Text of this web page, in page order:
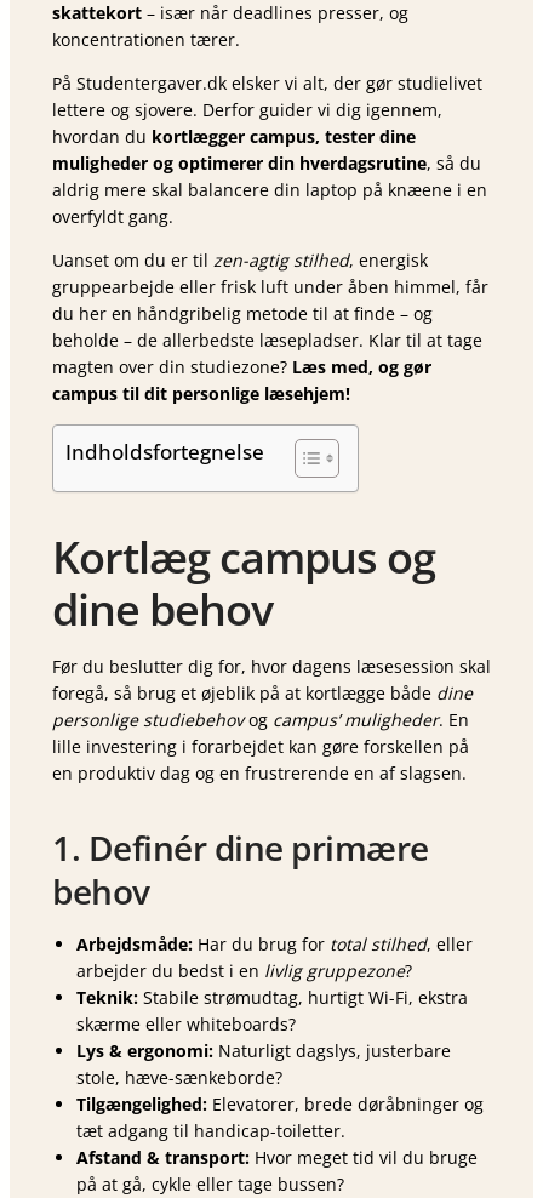
skattekort – især når deadlines presser, og
koncentrationen tærer.
På Studentergaver.dk elsker vi alt, der gør studielivet
lettere og sjovere. Derfor guider vi dig igennem,
hvordan du kortlægger campus, tester dine
muligheder og optimerer din hverdagsrutine, så du
aldrig mere skal balancere din laptop på knæene i en
overfyldt gang.
Uanset om du er til zen-agtig stilhed, energisk
gruppearbejde eller frisk luft under åben himmel, får
du her en håndgribelig metode til at finde – og
beholde – de allerbedste læsepladser. Klar til at tage
magten over din studiezone? Læs med, og gør
campus til dit personlige læsehjem!
Indholdsfortegnelse
Kortlæg campus og
dine behov
Før du beslutter dig for, hvor dagens læsesession skal
foregå, så brug et øjeblik på at kortlægge både dine
personlige studiebehovog campus’ muligheder. En
lille investering i forarbejdet kan gøre forskellen på
en produktiv dag og en frustrerende en af slagsen.
1. Definér dine primære
behov
Arbejdsmåde: Har du brug for total stilhed, eller
arbejder du bedst i en livlig gruppezon​e?
Teknik: Stabile strømudtag, hurtigt Wi-Fi, ekstra
skærme eller whiteboards?
Lys & ergonomi: Naturligt dagslys, justerbare
stole, hæve-sænkeborde?
Tilgængelighed: Elevatorer, brede døråbninger og
tæt adgang til handicap-toiletter.
Afstand & transport: Hvor meget tid vil du bruge
på at gå, cykle eller tage bussen?